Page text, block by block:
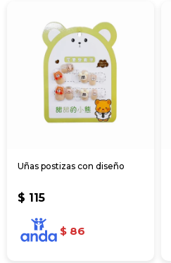
Uñas postizas con diseño
$ 115
$ 86